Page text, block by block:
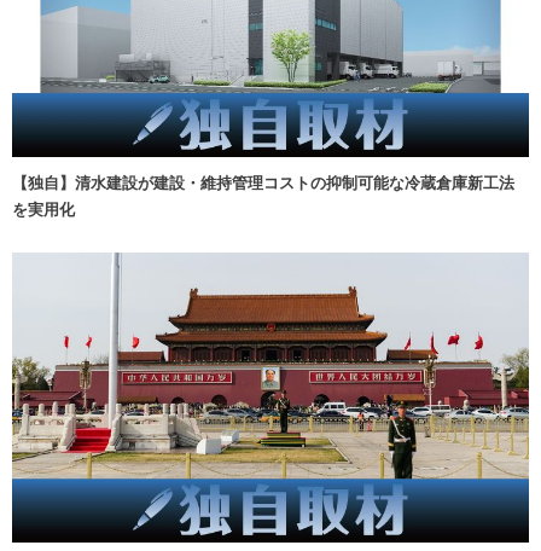
【独自】清水建設が建設・維持管理コストの抑制可能な冷蔵倉庫新工法
を実用化